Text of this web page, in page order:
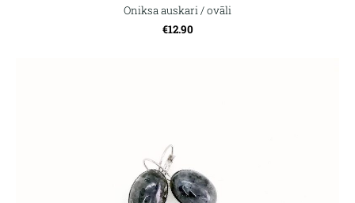
Oniksa auskari / ovāli
€12.90